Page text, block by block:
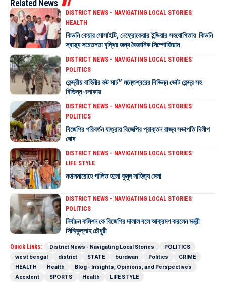
Related News
DISTRICT NEWS - NAVIGATING LOCAL STORIES
HEALTH
কিডনি কেয়ার সোসাইটি, নেফ্রোকেয়ার ইন্ডিয়ার সহযোগিতায় কিডনি
স্বাস্থ্য সচেতনতা বৃদ্ধির জন্য বৈজ্ঞানিক সিম্পোজিয়াম
DISTRICT NEWS - NAVIGATING LOCAL STORIES
POLITICS
কেন্দ্রীয় বাহিনীর রুট মার্চ” মন্তেশ্বরের বিভিন্ন ভোট কেন্দ্র সহ
বিভিন্ন এলাকায়
DISTRICT NEWS - NAVIGATING LOCAL STORIES
POLITICS
বিজেপির পরিবর্তন যাত্রায় বিজেপির প্রাক্তন রাজ্য সভাপতি দিলীপ
ঘোষ
DISTRICT NEWS - NAVIGATING LOCAL STORIES
LIFE STYLE
মহাসমারোহে পালিত হলো কুমুদ সাহিত্য মেলা
DISTRICT NEWS - NAVIGATING LOCAL STORIES
POLITICS
নির্বাচন কমিশন কে বিজেপির দালাল বলে আক্রমণ করলেন মন্ত্রী
সিদ্দিকুল্লাহ চৌধুরী
Quick Links: District News - Navigating Local Stories
POLITICS
west bengal
district STATE burdwan Politics
CRIME
HEALTH
Health
Blog - Insights, Opinions, and Perspectives
Accident
SPORTS Health LIFE STYLE